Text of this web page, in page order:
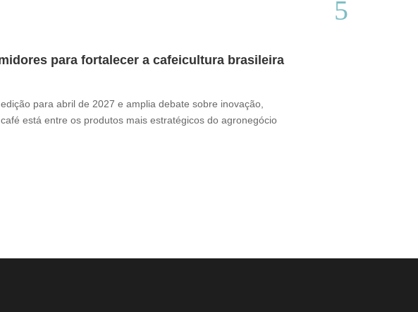
para fortalecer a cafeicultura brasileira
para abril de 2027 e amplia debate sobre inovação,
está entre os produtos mais estratégicos do agronegócio